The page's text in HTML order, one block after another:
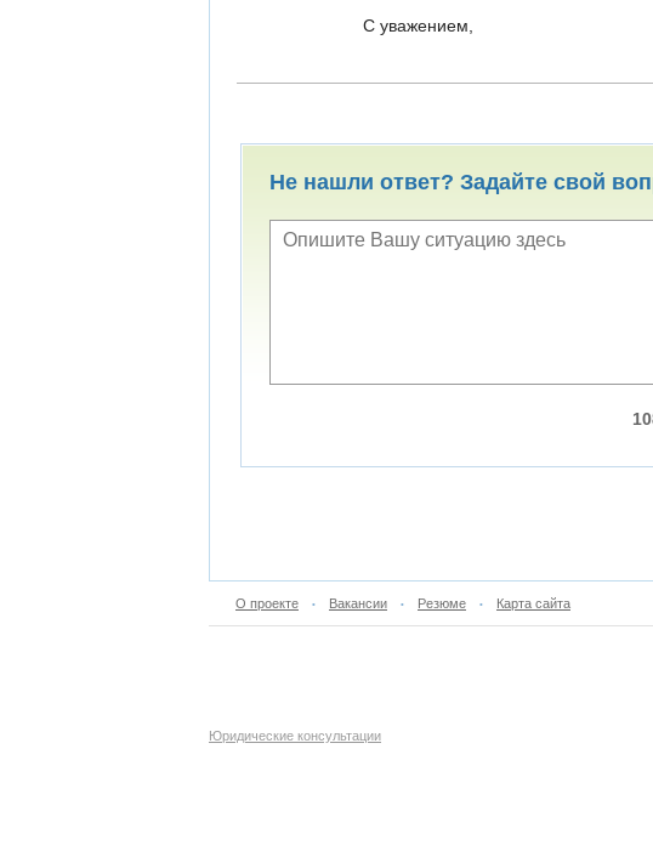
С уважением,
Не нашли ответ? Задайте свой
О проекте • Вакансии • Резюме • Карта сайта
Юридические консультации